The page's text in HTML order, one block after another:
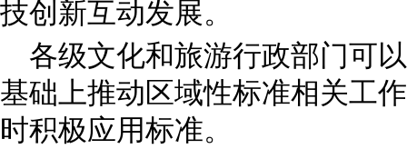
技创新互动发展。
各级文化和旅游行政部门可
基础上推动区域性标准相关工
时积极应用标准。